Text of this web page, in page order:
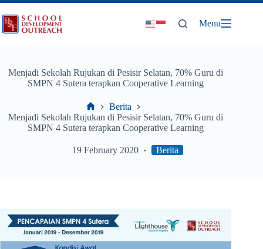
Skip
to
content
Menu
Menjadi Sekolah Rujukan di Pesisir Selatan, 70% Guru di
SMPN 4 Sutera terapkan Cooperative Learning
Home
Berita
Menjadi Sekolah Rujukan di Pesisir Selatan, 70% Guru di
SMPN 4 Sutera terapkan Cooperative Learning
19 February 2020 Berita